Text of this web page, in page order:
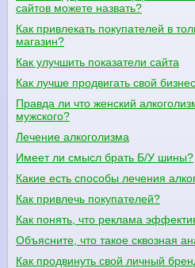
сайтов можете назвать?
Как привлекать покупателей в
магазин?
Как улучшить показатели сайта
Как лучше продвигать свой
Правда ли что женский
мужского?
Лечение алкоголизма
Имеет ли смысл брать Б/У шины?
Какие есть способы лечения
Как привлечь покупателей?
Как понять, что реклама
Объясните, что такое сквозная
Как продвинуть свой личный